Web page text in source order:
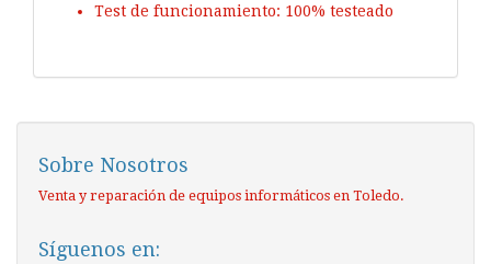
Test de funcionamiento: 100% testeado
Sobre Nosotros
Venta y reparación de equipos informáticos en Toledo.
Síguenos en: